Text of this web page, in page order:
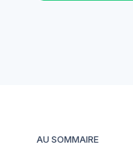
AU SOMMAIRE